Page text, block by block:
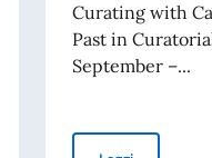
Curating with
Past in
September –...